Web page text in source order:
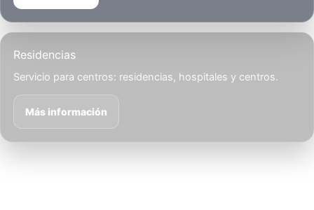
Residencias
Servicio para centros: residencias, hospitales y centros.
Más información